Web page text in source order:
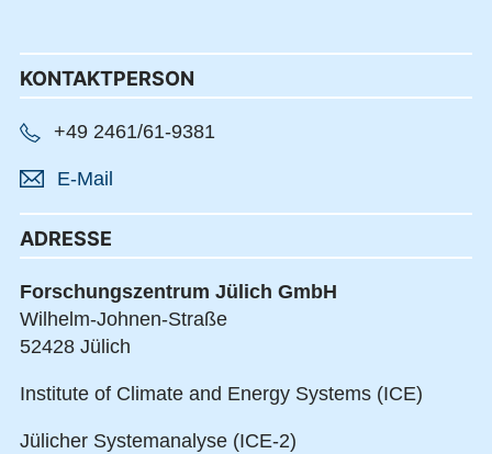
KONTAKTPERSON
+49 2461/61-9381
E-Mail
ADRESSE
Forschungszentrum Jülich GmbH
Wilhelm-Johnen-Straße
52428 Jülich
Institute of Climate and Energy Systems (ICE)
Jülicher Systemanalyse (ICE-2)